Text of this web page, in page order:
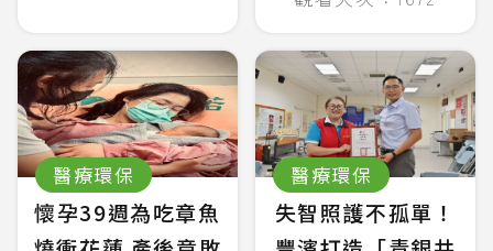
醫療環保
懷孕39週為吃章魚
醫療環保
失智照護不孤單！